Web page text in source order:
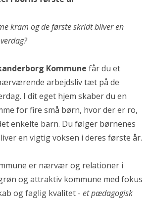
kram og de første skridt bliver en
Kommune får du et
arbejdsliv tæt på de
I dit eget hjem skaber du en
for fire små børn, hvor der er ro,
enkelte barn. Du følger børnenes
en vigtig voksen i deres første år.
er nærvær og relationer i
og attraktiv kommune med fokus
og faglig kvalitet - et pædagogisk